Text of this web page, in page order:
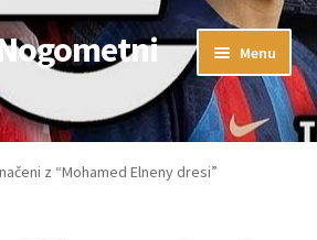
Menu
z “Mohamed Elneny dresi”